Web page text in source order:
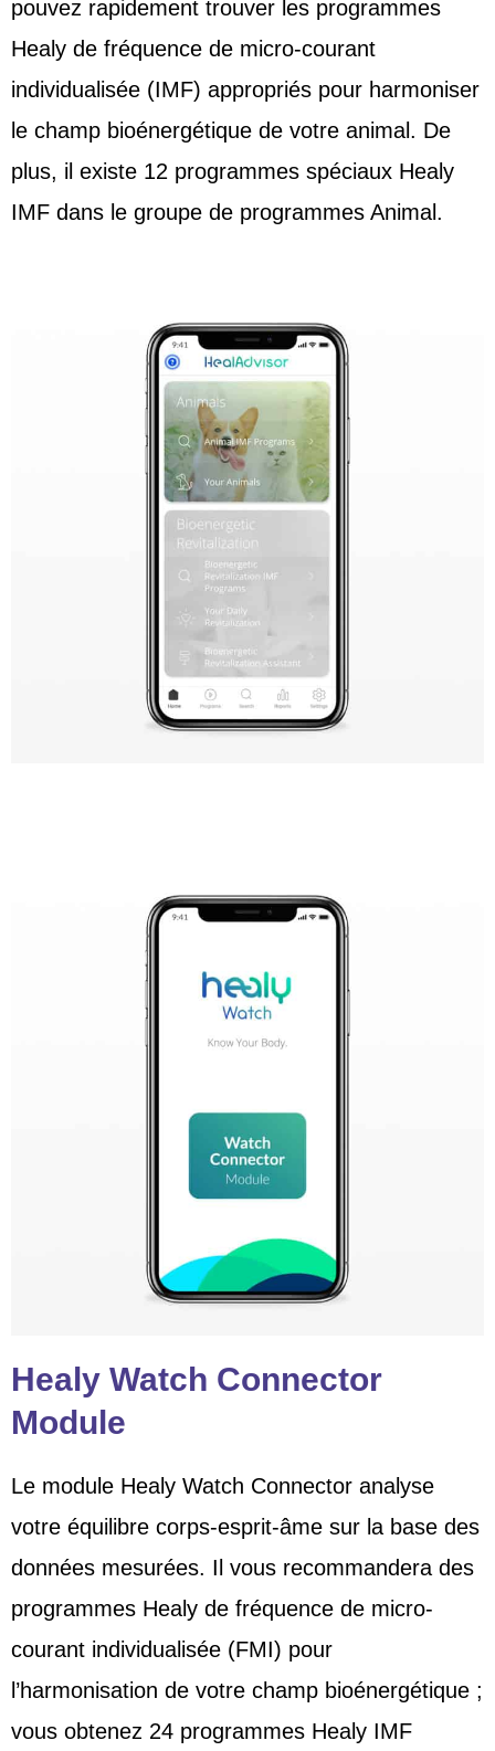
pouvez rapidement trouver les programmes
Healy de fréquence de micro-courant
individualisée (IMF) appropriés pour harmoniser
le champ bioénergétique de votre animal. De
plus, il existe 12 programmes spéciaux Healy
IMF dans le groupe de programmes Animal.
Healy Watch Connector
Module
Le module Healy Watch Connector analyse
votre équilibre corps-esprit-âme sur la base des
données mesurées. Il vous recommandera des
programmes Healy de fréquence de micro-
courant individualisée (FMI) pour
l’harmonisation de votre champ bioénergétique ;
vous obtenez 24 programmes Healy IMF